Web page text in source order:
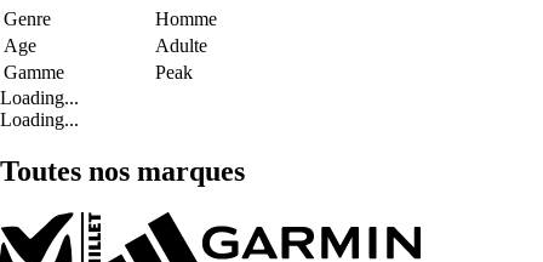
Genre
Homme
Age
Adulte
Gamme
Peak
Loading...
Loading...
Toutes nos marques